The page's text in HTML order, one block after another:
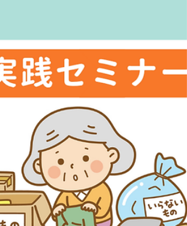
が決まりました。 離れて暮らす親の転居に大きな不安を
える中、娘様が弊社のブログをお読みになり、「ここな
親の体調や気持ちに寄り添って、安心して任せられる」
強くご希